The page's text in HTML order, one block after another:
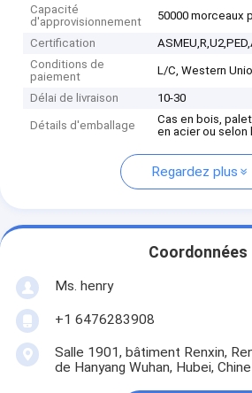
Capacité
d'approvisionnement
50000 morceaux
Certification
Conditions de
paiement
L/C, Western
Délai de livraison 10-30
Détails d'emballage
Cas en bois,
en acier ou
Regardez plus
Coordonnées
Ms. henry
+1 6476283908
Salle 1901, bâtiment Renxin,
de Hanyang Wuhan, Hubei, Chine